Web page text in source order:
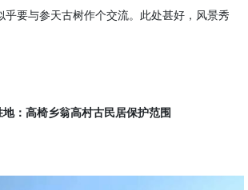
乎要与参天古树作个交流。此处甚好， 风景秀
地：高椅乡翁高村古民居保护范围